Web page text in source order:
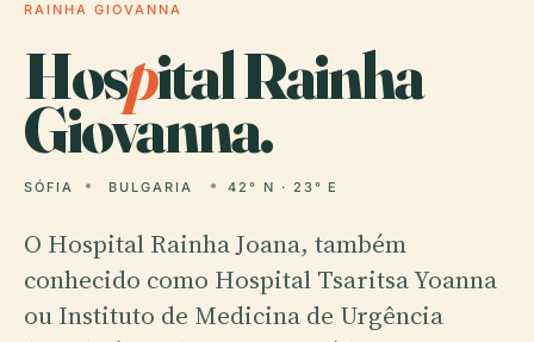
RAINHA GIOVANNA
Hospital Rainha
Giovanna.
SÓFIA BULGARIA 42° N · 23° E
O Hospital Rainha Joana, também
conhecido como Hospital Tsaritsa Yoanna
ou Instituto de Medicina de Urgência